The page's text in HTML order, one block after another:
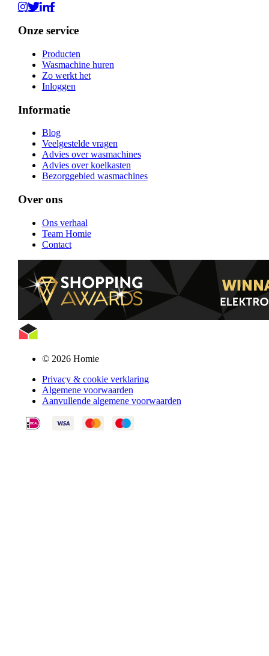
Onze service
Producten
Wasmachine huren
Zo werkt het
Inloggen
Informatie
Blog
Veelgestelde vragen
Advies over wasmachines
Advies over koelkasten
Bezorggebied wasmachines
Over ons
Ons verhaal
Team Homie
Contact
© 2026 Homie
Privacy & cookie verklaring
Algemene voorwaarden
Aanvullende algemene voorwaarden